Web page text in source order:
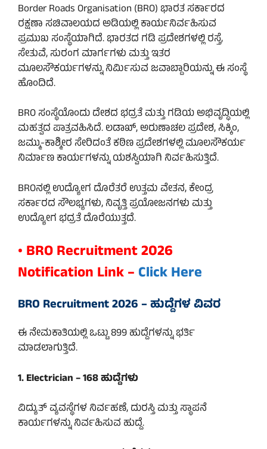
Border Roads Organisation (BRO) ಭಾರತ ಸರ್ಕಾರದ
ರಕ್ಷಣಾ ಸಚಿವಾಲಯದ ಅಡಿಯಲ್ಲಿ ಕಾರ್ಯನಿರ್ವಹಿಸುವ
ಪ್ರಮುಖ ಸಂಸ್ಥೆಯಾಗಿದೆ. ಭಾರತದ ಗಡಿ ಪ್ರದೇಶಗಳಲ್ಲಿ ರಸ್ತೆ,
ಸೇತುವೆ, ಸುರಂಗ ಮಾರ್ಗಗಳು ಮತ್ತು ಇತರ
ಮೂಲಸೌಕರ್ಯಗಳನ್ನು ನಿರ್ಮಿಸುವ ಜವಾಬ್ದಾರಿಯನ್ನು ಈ ಸಂಸ್ಥೆ
ಹೊಂದಿದೆ.
BRO ಸಂಸ್ಥೆಯೊಂದು ದೇಶದ ಭದ್ರತೆ ಮತ್ತು ಗಡಿಯ ಅಭಿವೃದ್ಧಿಯಲ್ಲಿ
ಮಹತ್ವದ ಪಾತ್ರವಹಿಸಿದೆ. ಲಡಾಖ್, ಅರುಣಾಚಲ ಪ್ರದೇಶ, ಸಿಕ್ಕಿಂ,
ಜಮ್ಮು-ಕಾಶ್ಮೀರ ಸೇರಿದಂತೆ ಕಠಿಣ ಪ್ರದೇಶಗಳಲ್ಲಿ ಮೂಲಸೌಕರ್ಯ
ನಿರ್ಮಾಣ ಕಾರ್ಯಗಳನ್ನು ಯಶಸ್ವಿಯಾಗಿ ನಿರ್ವಹಿಸುತ್ತಿದೆ.
BROನಲ್ಲಿ ಉದ್ಯೋಗ ದೊರೆತರೆ ಉತ್ತಮ ವೇತನ, ಕೇಂದ್ರ
ಸರ್ಕಾರದ ಸೌಲಭ್ಯಗಳು, ನಿವೃತ್ತಿ ಪ್ರಯೋಜನಗಳು ಮತ್ತು
ಉದ್ಯೋಗ ಭದ್ರತೆ ದೊರೆಯುತ್ತದೆ.
• BRO Recruitment 2026
Notification Link – Click Here
BRO Recruitment 2026 – ಹುದ್ದೆಗಳ ವಿವರ
ಈ ನೇಮಕಾತಿಯಲ್ಲಿ ಒಟ್ಟು 899 ಹುದ್ದೆಗಳನ್ನು ಭರ್ತಿ
ಮಾಡಲಾಗುತ್ತಿದೆ.
1. Electrician – 168 ಹುದ್ದೆಗಳು
ವಿದ್ಯುತ್ ವ್ಯವಸ್ಥೆಗಳ ನಿರ್ವಹಣೆ, ದುರಸ್ತಿ ಮತ್ತು ಸ್ಥಾಪನೆ
ಕಾರ್ಯಗಳನ್ನು ನಿರ್ವಹಿಸುವ ಹುದ್ದೆ.